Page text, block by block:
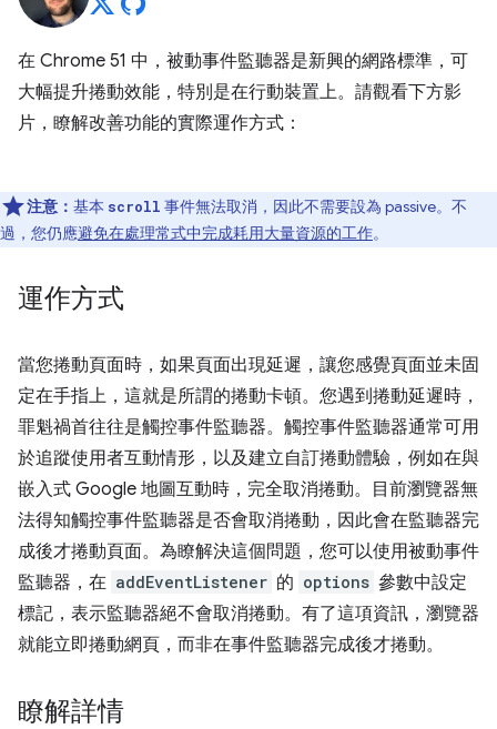
在 Chrome 51 中，被動事件監聽器是新興的網路標準，可
大幅提升捲動效能，特別是在行動裝置上。請觀看下方影
片，瞭解改善功能的實際運作方式：
注意： 基本 scroll 事件無法取消，因此不需要設為 passive。不
過，您仍應避免在處理常式中完成耗用大量資源的工作。
運作方式
當您捲動頁面時，如果頁面出現延遲，讓您感覺頁面並未固
定在手指上，這就是所謂的捲動卡頓。您遇到捲動延遲時，
罪魁禍首往往是觸控事件監聽器。觸控事件監聽器通常可用
於追蹤使用者互動情形，以及建立自訂捲動體驗，例如在與
嵌入式 Google 地圖互動時，完全取消捲動。目前瀏覽器無
法得知觸控事件監聽器是否會取消捲動，因此會在監聽器完
成後才捲動頁面。為瞭解決這個問題，您可以使用被動事件
監聽器，在 addEventListener 的 options 參數中設定
標記，表示監聽器絕不會取消捲動。有了這項資訊，瀏覽器
就能立即捲動網頁，而非在事件監聽器完成後才捲動。
瞭解詳情